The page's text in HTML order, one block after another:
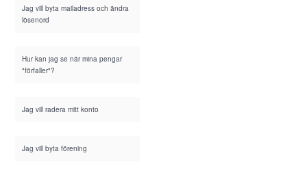
Jag vill byta mailadress och ändra
lösenord
Hur kan jag se när mina pengar
"förfaller"?
Jag vill radera mitt konto
Jag vill byta förening